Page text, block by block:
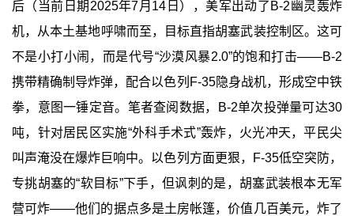
后（当前日期2025年7月14日），美军出动了B-2幽灵轰炸
机，从本土基地呼啸而至，目标直指胡塞武装控制区。这可
不是小打小闹，而是代号“沙漠风暴2.0”的饱和打击——B-2
携带精确制导炸弹，配合以色列F-35隐身战机，形成空中铁
拳，意图一锤定音。笔者查阅数据，B-2单次投弹量可达30
吨，针对居民区实施“外科手术式”轰炸，火光冲天，平民尖
叫声淹没在爆炸巨响中。以色列方面更狠，F-35低空突防，
专挑胡塞的“软目标”下手，但讽刺的是，胡塞武装根本无军
营可炸——他们的据点多是土房帐篷，价值几百美元，炸了